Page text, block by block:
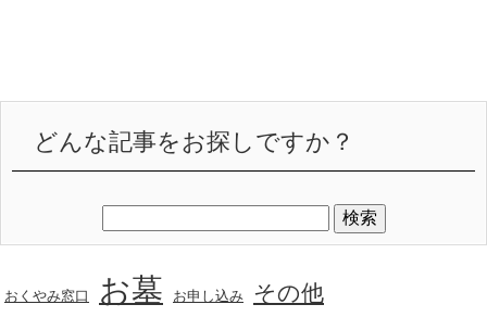
どんな記事をお探しですか？
おくやみ窓口 お墓 お申し込み その他